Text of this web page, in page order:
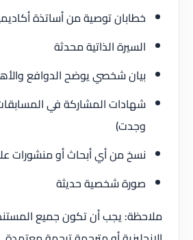
خطابان توصية من أساتذة
السيرة الذاتية محدثة
بيان شخصي يوضح الدوافع
شهادات المشاركة في
وجدت)
نسخ من أي أبحاث أو منشورات
صورة شخصية حديثة
ملاحظة: يجب أن تكون جميع